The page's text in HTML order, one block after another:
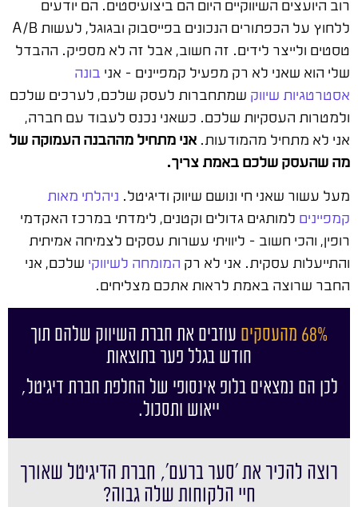
רוב היועצים השיווקיים היום הם ביצועיסטים. הם יודעים
ללחוץ על הכפתורים הנכונים בפייסבוק ובגוגל, לעשות A/B
טסטים ולייצר לידים. זה חשוב, אבל זה לא מספיק. ההבדל
שלי הוא שאני לא רק מפעיל קמפיינים – אני בונה
אסטרטגיות שיווק שמתחברות לעסק שלכם, לערכים שלכם
ולמטרות העסקיות שלכם. כשאני נכנס לעבוד עם חברה,
אני לא מתחיל מהמודעות.אני מתחיל מההבנה העמוקה של
מה שהעסק שלכם באמת צריך.
מעל עשור שאני חי ונושם שיווק ודיגיטל. ניהלתי מאות
קמפיינים למותגים גדולים וקטנים, לימדתי במרכז האקדמי
רופין, והכי חשוב – ליוויתי עשרות עסקים לצמיחה אמיתית
והתייעלות עסקית. אני לא רק המומחה לשיווקי שלכם, אני
החבר שרוצה באמת לראות אתכם מצליחים.
68% מהעסקים
עוזבים את חברת השיווק שלהם תוך
חודש בגלל פער בתוצאות
לכן הם נמצאים בלופ אינסופי של החלפת חברת דיגיטל,
ייאוש ותסכול.
רוצה להכיר את ׳סער ברעם׳, חברת הדיגיטל שאורך
חיי הלקוחות שלה גבוה?